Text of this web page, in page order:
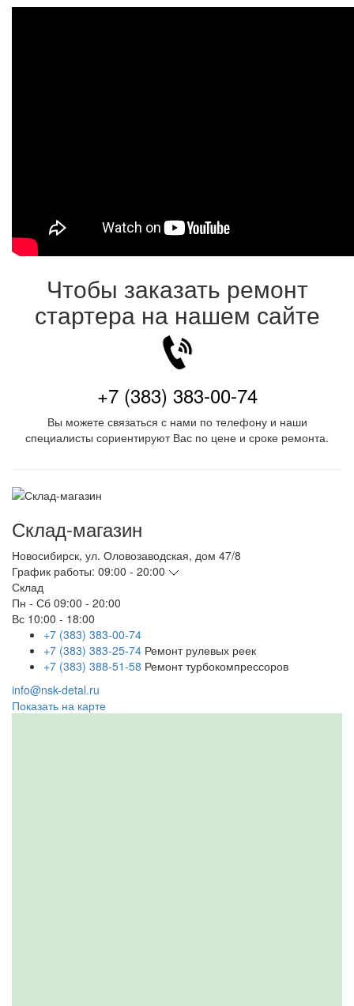
Чтобы заказать ремонт
стартера на нашем сайте
+7 (383) 383-00-74
Вы можете связаться с нами по телефону и наши
специалисты сориентируют Вас по цене и сроке ремонта.
Склад-магазин
Новосибирск, ул. Оловозаводская, дом 47/8
График работы: 09:00 - 20:00
Склад
Пн - Сб 09:00 - 20:00
Вс 10:00 - 18:00
+7 (383) 383-00-74
+7 (383) 383-25-74 Ремонт рулевых реек
+7 (383) 388-51-58 Ремонт турбокомпрессоров
info@nsk-detal.ru
Показать на карте